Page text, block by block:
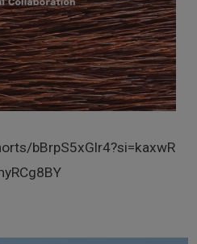
bBrpS5xGlr4?si=kaxwR